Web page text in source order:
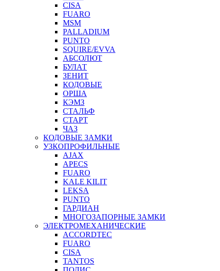
CISA
FUARO
MSM
PALLADIUM
PUNTO
SQUIRE/EVVA
АБСОЛЮТ
БУЛАТ
ЗЕНИТ
КОДОВЫЕ
ОРША
КЭМЗ
СТАЛЬФ
СТАРТ
ЧАЗ
КОДОВЫЕ ЗАМКИ
УЗКОПРОФИЛЬНЫЕ
AJAX
APECS
FUARO
KALE KILIT
LEKSA
PUNTO
ГАРДИАН
МНОГОЗАПОРНЫЕ ЗАМКИ
ЭЛЕКТРОМЕХАНИЧЕСКИЕ
ACCORDTEC
FUARO
CISA
TANTOS